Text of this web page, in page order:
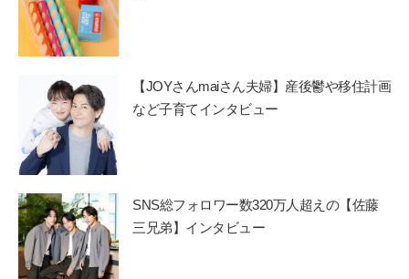
【JOYさんmaiさん夫婦】産後鬱や移住計画
など子育てインタビュー
SNS総フォロワー数320万人超えの【佐藤
三兄弟】インタビュー